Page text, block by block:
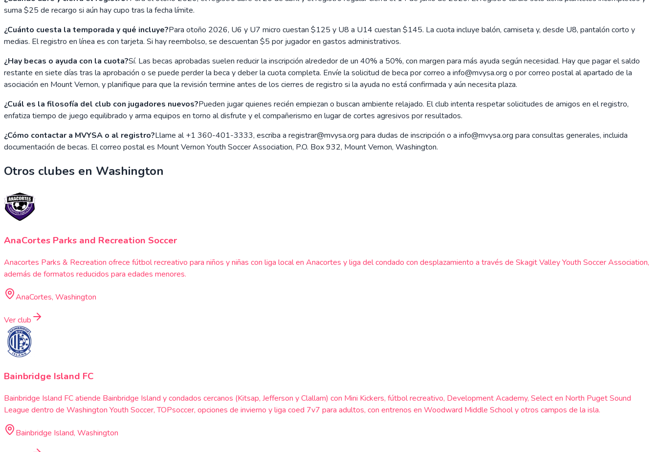
suma $25 de recargo si aún hay cupo tras la fecha límite.
¿Cuánto cuesta la temporada y qué incluye?Para otoño 2026, U6 y U7 micro cuestan $125 y U8 a U14 cuestan $145. La cuota incluye balón, camiseta y, desde U8, pantalón corto y
medias. El registro en línea es con tarjeta. Si hay reembolso, se descuentan $5 por jugador en gastos administrativos.
¿Hay becas o ayuda con la cuota?Sí. Las becas aprobadas suelen reducir la inscripción alrededor de un 40% a 50%, con margen para más ayuda según necesidad. Hay que pagar el saldo
restante en siete días tras la aprobación o se puede perder la beca y deber la cuota completa. Envíe la solicitud de beca por correo a info@mvysa.org o por correo postal al apartado de la
asociación en Mount Vernon, y planifique para que la revisión termine antes de los cierres de registro si la ayuda no está confirmada y aún necesita plaza.
¿Cuál es la filosofía del club con jugadores nuevos?Pueden jugar quienes recién empiezan o buscan ambiente relajado. El club intenta respetar solicitudes de amigos en el registro,
enfatiza tiempo de juego equilibrado y arma equipos en torno al disfrute y el compañerismo en lugar de cortes agresivos por resultados.
¿Cómo contactar a MVYSA o al registro?Llame al +1 360-401-3333, escriba a registrar@mvysa.org para dudas de inscripción o a info@mvysa.org para consultas generales, incluida
documentación de becas. El correo postal es Mount Vernon Youth Soccer Association, P.O. Box 932, Mount Vernon, Washington.
Otros clubes en Washington
AnaCortes Parks and Recreation Soccer
Anacortes Parks & Recreation ofrece fútbol recreativo para niños y niñas con liga local en Anacortes y liga del condado con desplazamiento a través de Skagit Valley Youth Soccer Association,
además de formatos reducidos para edades menores.
AnaCortes, Washington
Ver club
Bainbridge Island FC
Bainbridge Island FC atiende Bainbridge Island y condados cercanos (Kitsap, Jefferson y Clallam) con Mini Kickers, fútbol recreativo, Development Academy, Select en North Puget Sound
League dentro de Washington Youth Soccer, TOPsoccer, opciones de invierno y liga coed 7v7 para adultos, con entrenos en Woodward Middle School y otros campos de la isla.
Bainbridge Island, Washington